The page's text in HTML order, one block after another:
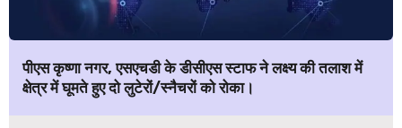
पीएस कृष्णा नगर, एसएचडी के डीसीएस स्टाफ ने लक्ष्य की तलाश में
क्षेत्र में घूमते हुए दो लुटेरों/स्नैचरों को रोका।